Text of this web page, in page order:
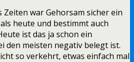
Zeiten war Gehorsam sicher ein
heute und bestimmt auch
ist das ja schon ein
den meisten negativ belegt ist.
so verkehrt, etwas einfach mal